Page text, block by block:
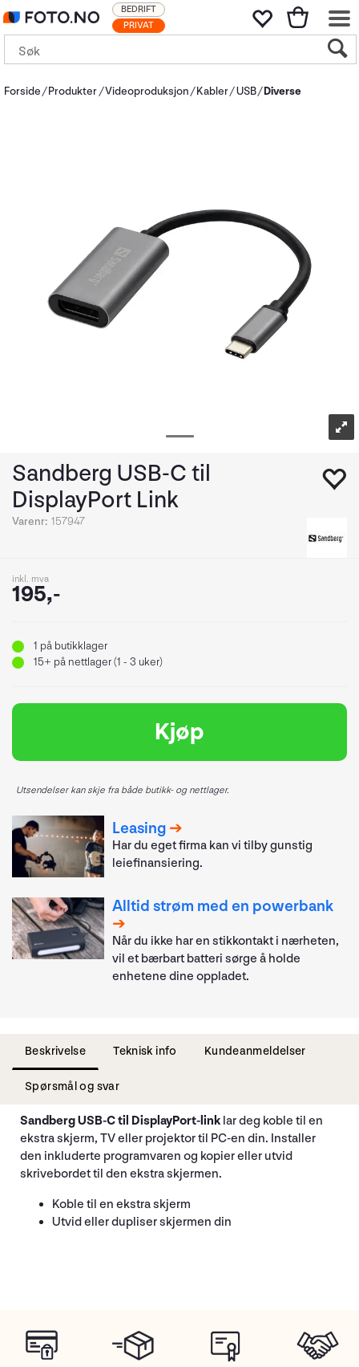
PRIVAT
BEDRIFT
Forside Produkter Videoproduksjon Kabler USB Diverse
Sandberg USB-C til
DisplayPort Link
Varenr: 157947
inkl. mva
195,-
1 på butikklager
15+ på nettlager (1 - 3 uker)
Kjøp
Utsendelser kan skje fra både butikk- og nettlager.
Leasing
Har du eget firma kan vi tilby gunstig
leiefinansiering.
Alltid strøm med en powerbank
Når du ikke har en stikkontakt i nærheten,
vil et bærbart batteri sørge å holde
enhetene dine oppladet.
Beskrivelse Teknisk info Kundeanmeldelser
Spørsmål og svar
Sandberg USB-C til DisplayPort-link lar deg koble til en
ekstra skjerm, TV eller projektor til PC-en din. Installer
den inkluderte programvaren og kopier eller utvid
skrivebordet til den ekstra skjermen.
Koble til en ekstra skjerm
Utvid eller dupliser skjermen din